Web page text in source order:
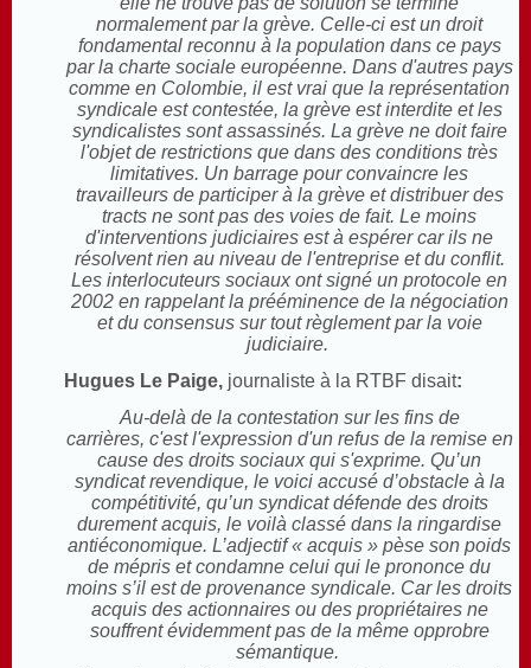
normalement par la grève. Celle-ci est un droit
fondamental reconnu à la population dans ce pays
par la charte sociale européenne. Dans d'autres pays
comme en Colombie, il est vrai que la représentation
syndicale est contestée, la grève est interdite et les
syndicalistes sont assassinés. La grève ne doit faire
l'objet de restrictions que dans des conditions très
limitatives. Un barrage pour convaincre les
travailleurs de participer à la grève et distribuer des
tracts ne sont pas des voies de fait. Le moins
d'interventions judiciaires est à espérer car ils ne
résolvent rien au niveau de l'entreprise et du conflit.
Les interlocuteurs sociaux ont signé un protocole en
2002 en rappelant la prééminence de la négociation
et du consensus sur tout règlement par la voie
judiciaire.
Hugues Le Paige, journaliste à la RTBF disait:
Au-delà de la contestation sur les fins de
carrières, c'est l'expression d'un refus de la remise en
cause des droits sociaux qui s'exprime. Qu’un
syndicat revendique, le voici accusé d’obstacle à la
compétitivité, qu’un syndicat défende des droits
durement acquis, le voilà classé dans la ringardise
antiéconomique. L’adjectif « acquis » pèse son poids
de mépris et condamne celui qui le prononce du
moins s’il est de provenance syndicale. Car les droits
acquis des actionnaires ou des propriétaires ne
souffrent évidemment pas de la même opprobre
sémantique.